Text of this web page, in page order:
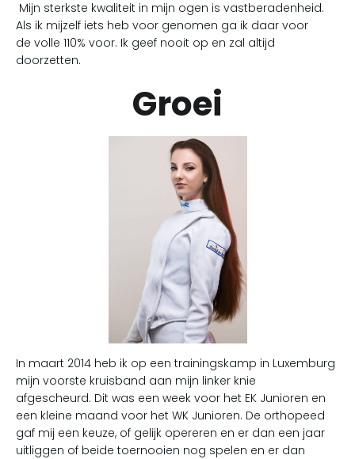
Mijn sterkste kwaliteit in mijn ogen is vastberadenheid.
Als ik mijzelf iets heb voor genomen ga ik daar voor
de volle 110% voor. Ik geef nooit op en zal altijd
doorzetten.
Groei
In maart 2014 heb ik op een trainingskamp in Luxemburg
mijn voorste kruisband aan mijn linker knie
afgescheurd. Dit was een week voor het EK Junioren en
een kleine maand voor het WK Junioren. De orthopeed
gaf mij een keuze, of gelijk opereren en er dan een jaar
uitliggen of beide toernooien nog spelen en er dan